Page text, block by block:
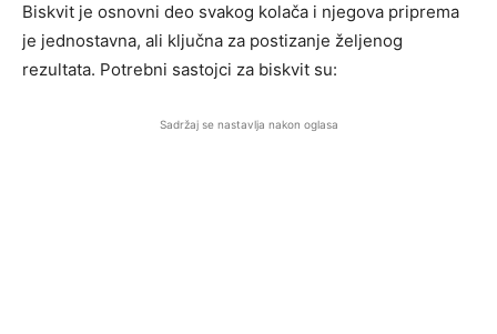
Biskvit je osnovni deo svakog kolača i njegova priprema
je jednostavna, ali ključna za postizanje željenog
rezultata. Potrebni sastojci za biskvit su:
Sadržaj se nastavlja nakon oglasa